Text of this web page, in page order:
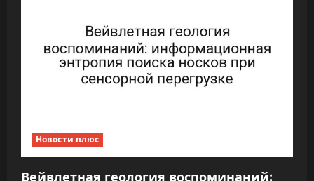
я
Новости плюс
Вейвлетная геология воспоминаний: